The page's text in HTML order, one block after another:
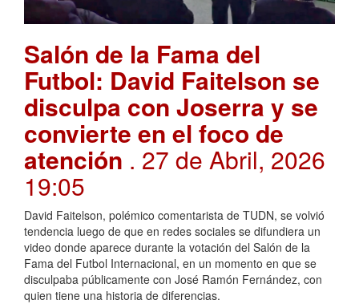
Salón de la Fama del
Futbol: David Faitelson se
disculpa con Joserra y se
convierte en el foco de
atención . 27 de Abril, 2026
19:05
David Faitelson, polémico comentarista de TUDN, se volvió
tendencia luego de que en redes sociales se difundiera un
video donde aparece durante la votación del Salón de la
Fama del Futbol Internacional, en un momento en que se
disculpaba públicamente con José Ramón Fernández, con
quien tiene una historia de diferencias.